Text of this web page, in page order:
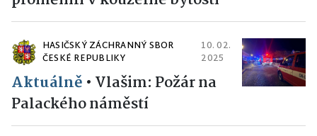
HASIČSKÝ ZÁCHRANNÝ SBOR
ČESKÉ REPUBLIKY
10. 02.
2025
Aktuálně • Vlašim: Požár na
Palackého náměstí